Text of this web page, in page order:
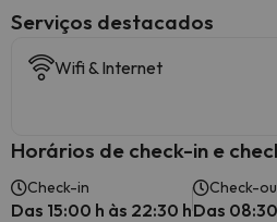
Serviços destacados
Wifi & Internet
Horários de check-in e
Check-in
Das 15:00 h às 22:30 h
Check-
Das